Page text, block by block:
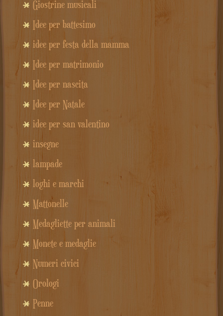
Giostrine musicali
Idee per battesimo
idee per festa della mamma
Idee per matrimonio
Idee per nascita
Idee per Natale
idee per san valentino
insegne
lampade
loghi e marchi
Mattonelle
Medagliette per animali
Monete e medaglie
Numeri civici
Orologi
Penne